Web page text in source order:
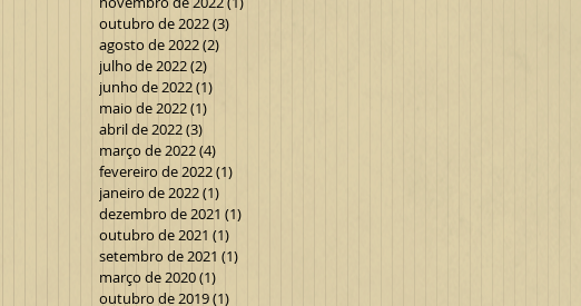
outubro de 2022(3)
agosto de 2022(2)
julho de 2022(2)
junho de 2022(1)
maio de 2022(1)
abril de 2022(3)
março de 2022(4)
fevereiro de 2022(1)
janeiro de 2022(1)
dezembro de 2021 (1)
outubro de 2021 (1)
setembro de 2021 (1)
março de 2020(1)
outubro de 2019(1)